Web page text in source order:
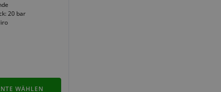
20 bar
WÄHLEN